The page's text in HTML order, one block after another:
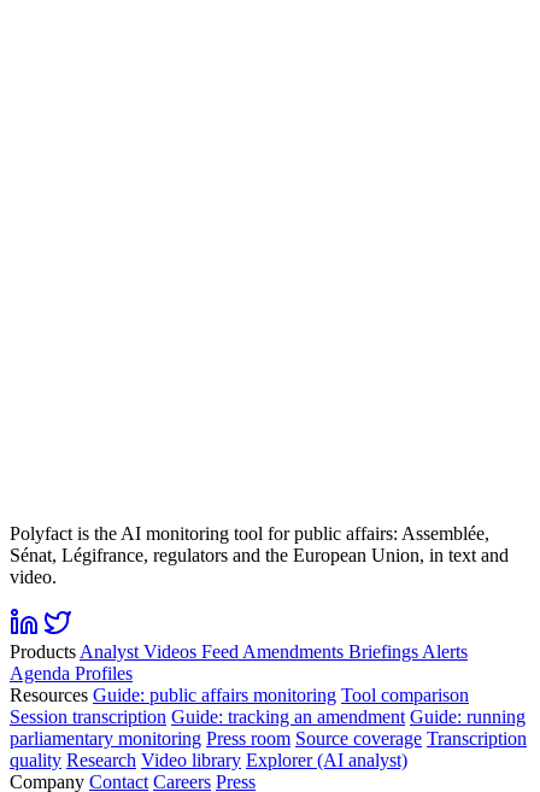
Polyfact is the AI monitoring tool for public affairs: Assemblée,
Sénat, Légifrance, regulators and the European Union, in text and
video.
Products Analyst Videos Feed Amendments Briefings Alerts
Agenda Profiles
Resources Guide: public affairs monitoring Tool comparison
Session transcription Guide: tracking an amendment Guide: running
parliamentary monitoring Press room Source coverage Transcription
quality Research Video library Explorer (AI analyst)
Company Contact Careers Press